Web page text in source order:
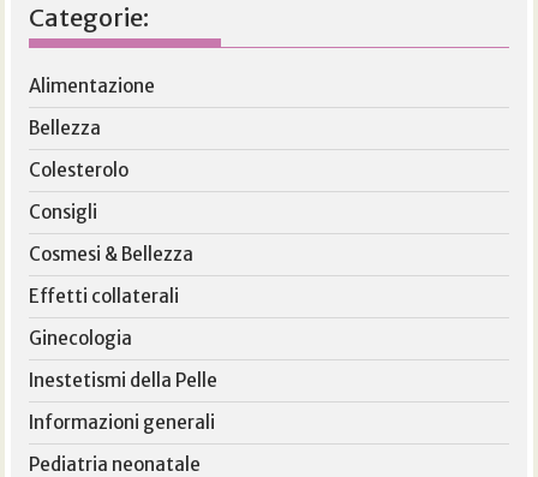
Categorie:
Alimentazione
Bellezza
Colesterolo
Consigli
Cosmesi & Bellezza
Effetti collaterali
Ginecologia
Inestetismi della Pelle
Informazioni generali
Pediatria neonatale